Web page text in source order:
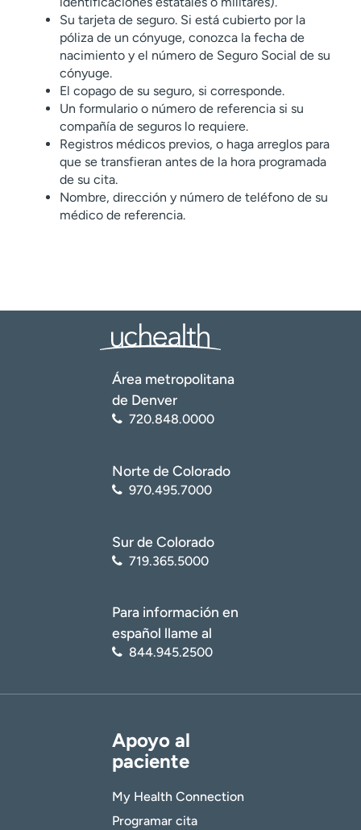
Su tarjeta de seguro. Si está cubierto por la
póliza de un cónyuge, conozca la fecha de
nacimiento y el número de Seguro Social de su
cónyuge.
El copago de su seguro, si corresponde.
Un formulario o número de referencia si su
compañía de seguros lo requiere.
Registros médicos previos, o haga arreglos para
que se transfieran antes de la hora programada
de su cita.
Nombre, dirección y número de teléfono de su
médico de referencia.
Área metropolitana
de Denver
720.848.0000
Norte de Colorado
970.495.7000
Sur de Colorado
719.365.5000
Para información en
español llame al
844.945.2500
Apoyo al
paciente
My Health Connection
Programar cita